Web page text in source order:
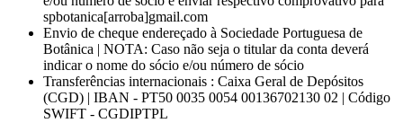
spbotanica[arroba]gmail.com
Envio de cheque endereçado à Sociedade Portuguesa de
Botânica | NOTA: Caso não seja o titular da conta deverá
indicar o nome do sócio e/ou número de sócio
Transferências internacionais : Caixa Geral de Depósitos
(CGD) | IBAN - PT50 0035 0054 00136702130 02 | Código
SWIFT - CGDIPTPL